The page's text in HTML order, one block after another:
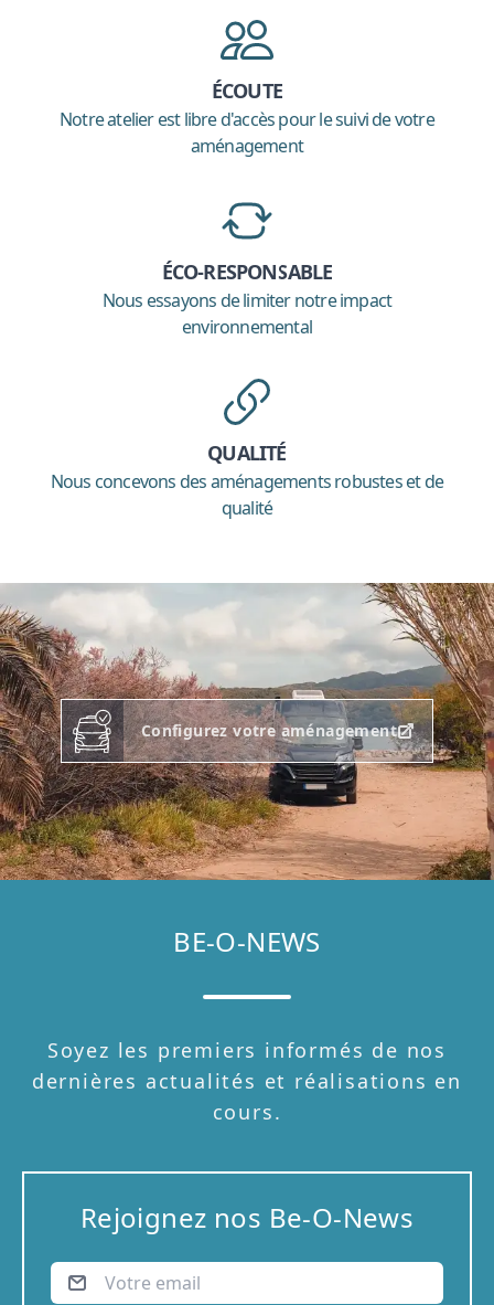
ÉCOUTE
Notre atelier est libre d'accès pour le suivi de votre
aménagement
ÉCO-RESPONSABLE
Nous essayons de limiter notre impact
environnemental
QUALITÉ
Nous concevons des aménagements robustes et de
qualité
Configurez votre aménagement
BE-O-NEWS
Soyez les premiers informés de nos
dernières actualités et réalisations en
cours.
Rejoignez nos Be-O-News